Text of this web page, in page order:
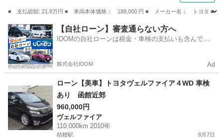
■ 支払総額: 21.8万円 ■ 車両本体価格： 188,000 円 ■ メーカー名： トヨタ ■
北海道 札幌市 その他
【自社ローン】審査通らない方へ
IDOMの自社ローンは税金・車検の支払いも含んでい
株式会社IDOM Ad
ローン【美車】トヨタヴェルファイア４WD 車検
あり 函館近郊
960,000円
ヴェルファイア
110,000km 2010年
桔梗駅 8月7日